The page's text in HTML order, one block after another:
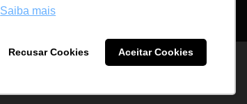
Saiba mais
Recusar Cookies Aceitar Cookies